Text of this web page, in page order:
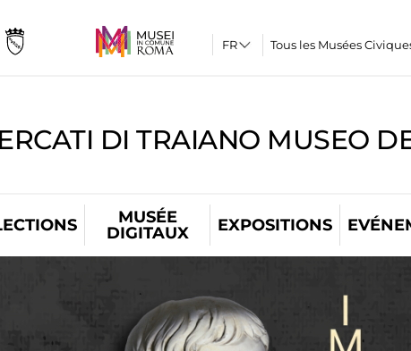
Tous les Musées
DI TRAIANO MUSEO
MUSÉE
DIGITAUX
EXPOSITIONS